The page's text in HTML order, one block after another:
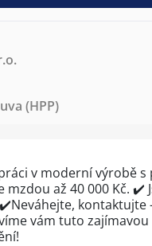
(HPP)
v moderní výroběs
mzdou až 40 000 Kč. ✔️
kontaktujte
vám tuto